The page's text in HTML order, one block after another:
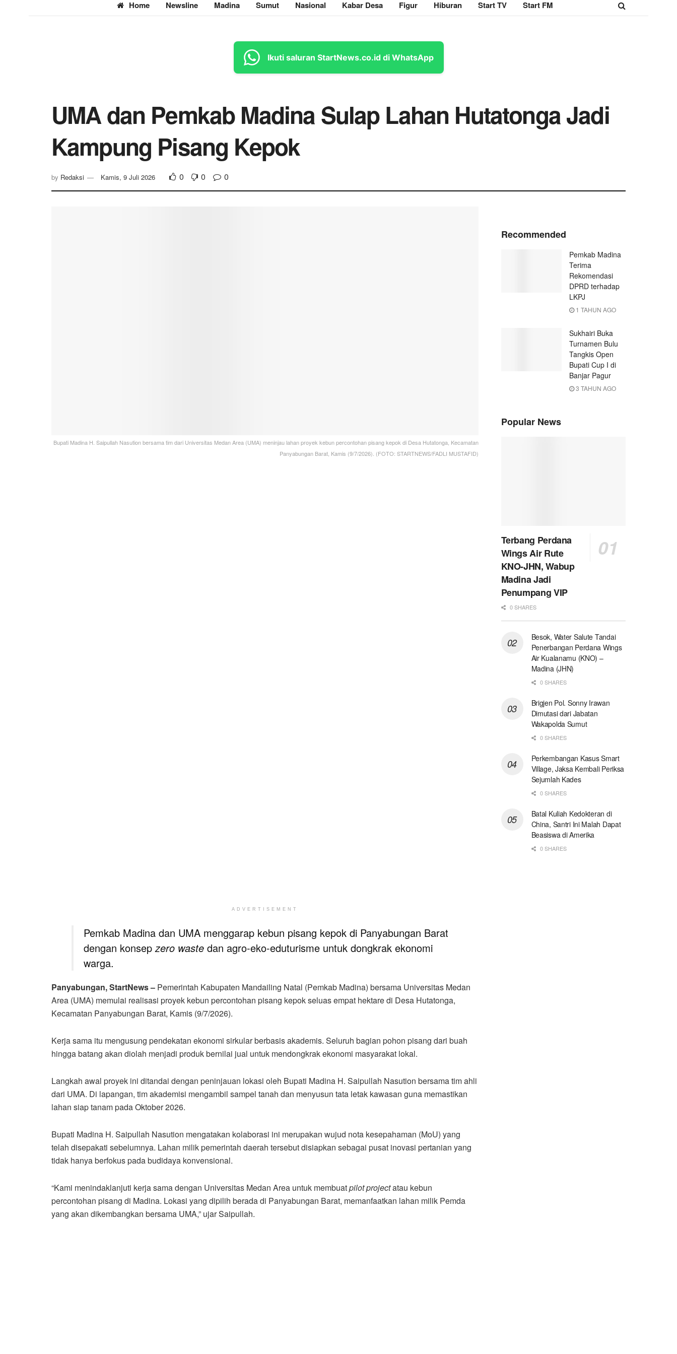
Home Newsline Madina Sumut Nasional Kabar Desa Figur Hiburan Start TV Start FM
Ikuti saluran StartNews.co.id di WhatsApp
UMA dan Pemkab Madina Sulap Lahan Hutatonga Jadi
Kampung Pisang Kepok
by Redaksi Kamis, 9 Juli 2026 0 0 0
Bupati Madina H. Saipullah Nasution bersama tim dari Universitas Medan Area (UMA) meninjau lahan proyek kebun percontohan pisang kepok di Desa Hutatonga, Kecamatan
Panyabungan Barat, Kamis (9/7/2026). (FOTO: STARTNEWS/FADLI MUSTAFID)
ADVERTISEMENT
Pemkab Madina dan UMA menggarap kebun pisang kepok di Panyabungan Barat
dengan konsepzero waste dan agro-eko-eduturisme untuk dongkrak ekonomi
warga.
Panyabungan, StartNews – Pemerintah Kabupaten Mandailing Natal (Pemkab Madina) bersama Universitas Medan
Area (UMA) memulai realisasi proyek kebun percontohan pisang kepok seluas empat hektare di Desa Hutatonga,
Kecamatan Panyabungan Barat, Kamis (9/7/2026).
Kerja sama itu mengusung pendekatan ekonomi sirkular berbasis akademis. Seluruh bagian pohon pisang dari buah
hingga batang akan diolah menjadi produk bernilai jual untuk mendongkrak ekonomi masyarakat lokal.
Langkah awal proyek ini ditandai dengan peninjauan lokasi oleh Bupati Madina H. Saipullah Nasution bersama tim ahli
dari UMA. Di lapangan, tim akademisi mengambil sampel tanah dan menyusun tata letak kawasan guna memastikan
lahan siap tanam pada Oktober 2026.
Bupati Madina H. Saipullah Nasution mengatakan kolaborasi ini merupakan wujud nota kesepahaman (MoU) yang
telah disepakati sebelumnya. Lahan milik pemerintah daerah tersebut disiapkan sebagai pusat inovasi pertanian yang
tidak hanya berfokus pada budidaya konvensional.
“Kami menindaklanjuti kerja sama dengan Universitas Medan Area untuk membuatpilot projectatau kebun
percontohan pisang di Madina. Lokasi yang dipilih berada di Panyabungan Barat, memanfaatkan lahan milik Pemda
yang akan dikembangkan bersama UMA,” ujar Saipullah.
Recommended
Pemkab Madina
Terima
Rekomendasi
DPRD terhadap
LKPJ
1 TAHUN AGO
Sukhairi Buka
Turnamen Bulu
Tangkis Open
Bupati Cup I di
Banjar Pagur
3 TAHUN AGO
Popular News
Terbang Perdana
Wings Air Rute
KNO-JHN, Wabup
Madina Jadi
Penumpang VIP
0 SHARES
Besok, Water Salute Tandai
Penerbangan Perdana Wings
Air Kualanamu (KNO) –
Madina (JHN)
0 SHARES
Brigjen Pol. Sonny Irawan
Dimutasi dari Jabatan
Wakapolda Sumut
0 SHARES
Perkembangan Kasus Smart
Village, Jaksa Kembali Periksa
Sejumlah Kades
0 SHARES
Batal Kuliah Kedokteran di
China, Santri Ini Malah Dapat
Beasiswa di Amerika
0 SHARES